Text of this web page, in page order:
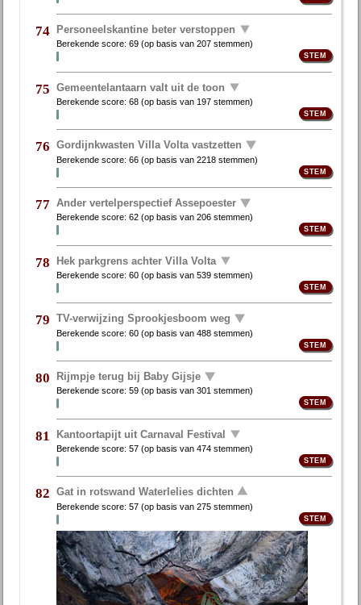
74 Personeelskantine beter verstoppen
Berekende score:69 (op basis van207 stemmen)
75 Gemeentelantaarn valt uit de toon
Berekende score:68 (op basis van 197 stemmen)
76 Gordijnkwasten Villa Volta vastzetten
Berekende score:66 (op basis van2218 stemmen)
77 Ander vertelperspectief Assepoester
Berekende score:62 (op basis van206 stemmen)
78 Hek parkgrens achter Villa Volta
Berekende score:60 (op basis van539 stemmen)
79 TV-verwijzing Sprookjesboom weg
Berekende score:60 (op basis van488 stemmen)
80 Rijmpje terug bij Baby Gijsje
Berekende score:59 (op basis van301 stemmen)
81 Kantoortapijt uit Carnaval Festival
Berekende score:57 (op basis van474 stemmen)
82 Gat in rotswand Waterlelies dichten
Berekende score:57 (op basis van275 stemmen)